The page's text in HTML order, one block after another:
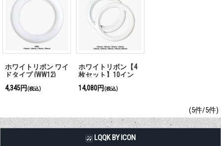
ホワイトリボン ワイ
ドタイプ (WW12)
4,345円 (税込)
ホワイトリボン【4
枚セット】10イン
インチまでお選びい
14,080円 (税込)
(5件/5件)
LQQK BY ICON